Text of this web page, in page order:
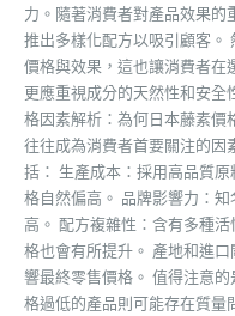
力。隨著消費者對產品效果
推出多樣化配方以吸引顧客。
價格與效果，這也讓消費者在
更應重視成分的天然性和安
格因素解析：為何日本藤素價
往往成為消費者首要關注的因
括： 生產成本：採用高品質
格自然偏高。 品牌影響力：
高。 配方複雜性：含有多種
格也會有所提升。 產地和進
響最終零售價格。 值得注意
格過低的產品則可能存在質量